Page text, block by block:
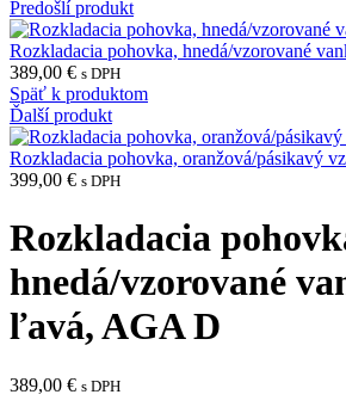
Predošlí produkt
Rozkladacia pohovka, hnedá/vzorované
389,00 € s DPH
Späť k produktom
Ďalší produkt
Rozkladacia pohovka, oranžová/pásikavý
399,00 € s DPH
Rozkladacia
hnedá/vzorované
ľavá, AGA D
389,00 € s DPH